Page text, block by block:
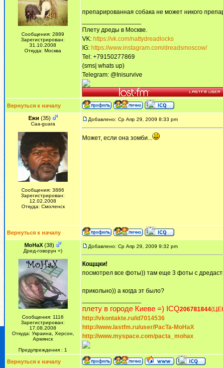
Сообщения: 2889
Зарегистрирован:
31.10.2008
Откуда: Москва
препарированная собака не может никого
Плету дреды в Москве.
VK: https://vk.com/nattydreadlocks
IG: https://www.instagram.com/dreadsmoscow/
Tel: +79150277869
(sms| whats up)
Telegram: @Inisurvive
Вернуться к началу
Ежи (35)
Сaa-guara
Сообщения: 3886
Зарегистрирован:
12.02.2008
Откуда: Смоленск
Добавлено: Ср Апр 29, 2009 8:33 pm
Может, если она зомби...
Вернуться к началу
MoHaX (38)
Дред-говорун =)
Сообщения: 1116
Зарегистрирован:
17.08.2008
Откуда: Украина, Херсон,
Армянск
Предупреждения : 1
Добавлено: Ср Апр 29, 2009 9:32 pm
Кощщки!
посмотрел все фоты)) там еще 3 фоты с
прикольно)) а когда эт было?
плету в городе Киеве =) ICQ206781844
http://vkontakte.ru/id7014536
http://www.lastfm.ru/user/PacTa-MoHaX
http://www.myspace.com/pacta_mohax
Вернуться к началу